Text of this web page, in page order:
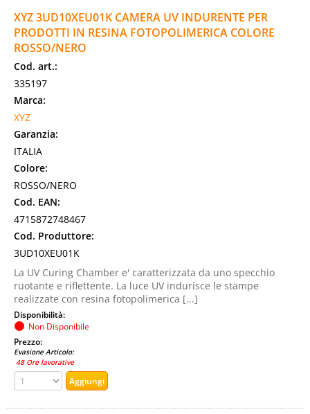
XYZ 3UD10XEU01K CAMERA UV INDURENTE PER
PRODOTTI IN RESINA FOTOPOLIMERICA COLORE
ROSSO/NERO
Cod. art.:
335197
Marca:
XYZ
Garanzia:
ITALIA
Colore:
ROSSO/NERO
Cod. EAN:
4715872748467
Cod. Produttore:
3UD10XEU01K
La UV Curing Chamber e' caratterizzata da uno specchio
ruotante e riflettente. La luce UV indurisce le stampe
realizzate con resina fotopolimerica [...]
Disponibilità:
Non Disponibile
Prezzo:
Evasione Articolo:
48 Ore lavorative